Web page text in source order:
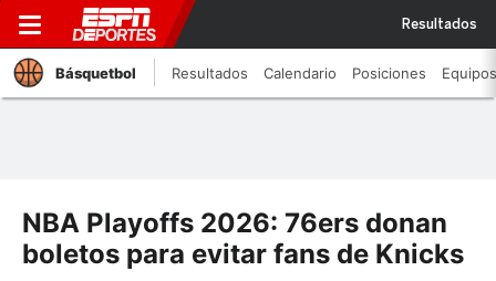
Resultados
Básquetbol Resultados Calendario Posiciones Equipos
NBA Playoffs 2026: 76ers donan
boletos para evitar fans de Knicks